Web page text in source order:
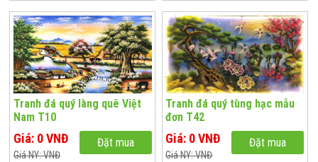
Tranh đá quý làng quê Việt
Nam T10
Giá: 0 VNĐ
Giá NY: VNĐ
Đặt mua
Tranh đá quý tùng hạc mẫu
đơn T42
Giá: 0 VNĐ
Giá NY: VNĐ
Đặt mua